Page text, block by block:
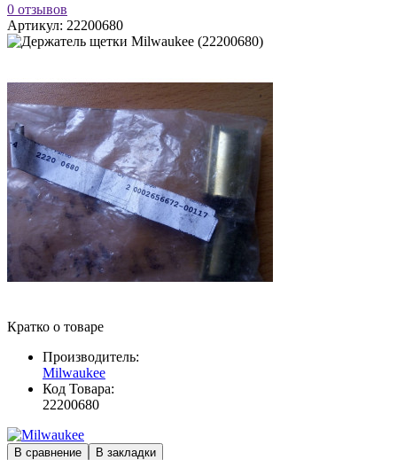
0 отзывов
Артикул: 22200680
Кратко о товаре
Производитель:
Milwaukee
Код Товара:
22200680
В сравнение В закладки